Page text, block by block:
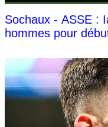
Sochaux - ASSE :
hommes pour